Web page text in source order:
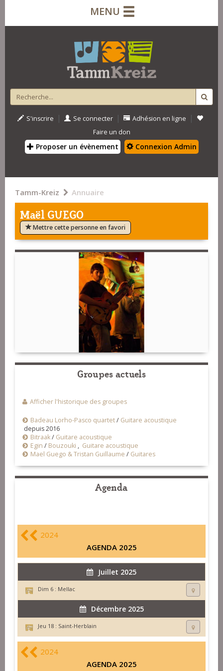
MENU
S'inscrire | Se connecter | Adhésion en ligne |
Faire un don
Proposer un évènement Connexion Admin
Tamm-Kreiz Annuaire
Maël GUEGO
Mettre cette personne en favori
Groupes actuels
Afficher l'historique des groupes
Badeau Lorho-Pasco quartet/ Guitare acoustique
depuis 2016
Bitraak/ Guitare acoustique
Egin / Bouzouki , Guitare acoustique
Mael Guego & Tristan Guillaume / Guitares
Agenda
2024
AGENDA 2025
Juillet 2025
Dim 6 : Mellac
Décembre 2025
Jeu 18 : Saint-Herblain
2024
AGENDA 2025